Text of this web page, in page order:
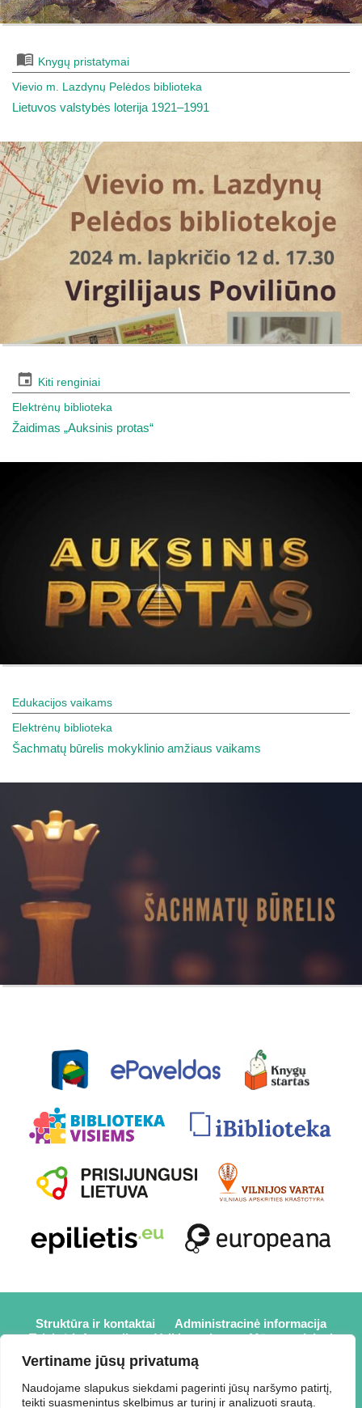
Vertiname jūsų privatumą
Naudojame slapukus siekdami pagerinti jūsų naršymo patirtį,
teikti suasmenintus skelbimus ar turinį ir analizuoti srautą.
Knygų pristatymai
Vievio m. Lazdynų Pelėdos biblioteka
Lietuvos valstybės loterija 1921–1991
Kiti renginiai
Elektrėnų biblioteka
Žaidimas „Auksinis protas“
Edukacijos vaikams
Elektrėnų biblioteka
Šachmatų būrelis mokyklinio amžiaus vaikams
Struktūra ir kontaktai
Administracinė informacija
Teisinė informacija
Veiklos sritys
Mūsų projektai
Karjera
Partneriai
Prisijungti